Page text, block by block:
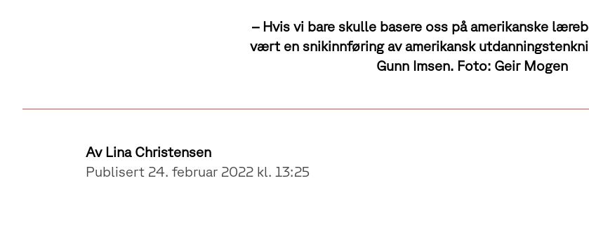
– Hvis vi bare skulle basere oss på amerikanske
vært en snikinnføring av amerikansk
Gunn Imsen. Foto: Geir Mogen
Av Lina Christensen
Publisert 24. februar 2022 kl. 13:25